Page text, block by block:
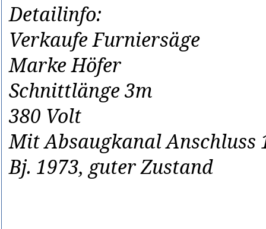
Detailinfo:
Verkaufe Furniersäge
Marke Höfer
Schnittlänge 3m
380 Volt
Mit Absaugkanal Anschluss
Bj. 1973, guter Zustand